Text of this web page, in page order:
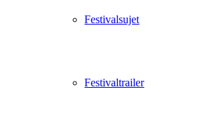
Festivalsujet
Festivaltrailer